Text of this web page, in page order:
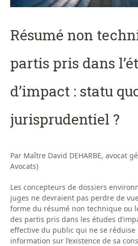
Résumé non
partis pris dans
d’impact : statu
jurisprudentiel ?
Par Maître David DEHARBE, avocat
Avocats)
Les concepteurs de dossiers
juges ne devraient pas perdre de
forme du résumé non technique ou
des partis pris dans les études
effective du public qui ne se réduise
information sur l’existence de sa